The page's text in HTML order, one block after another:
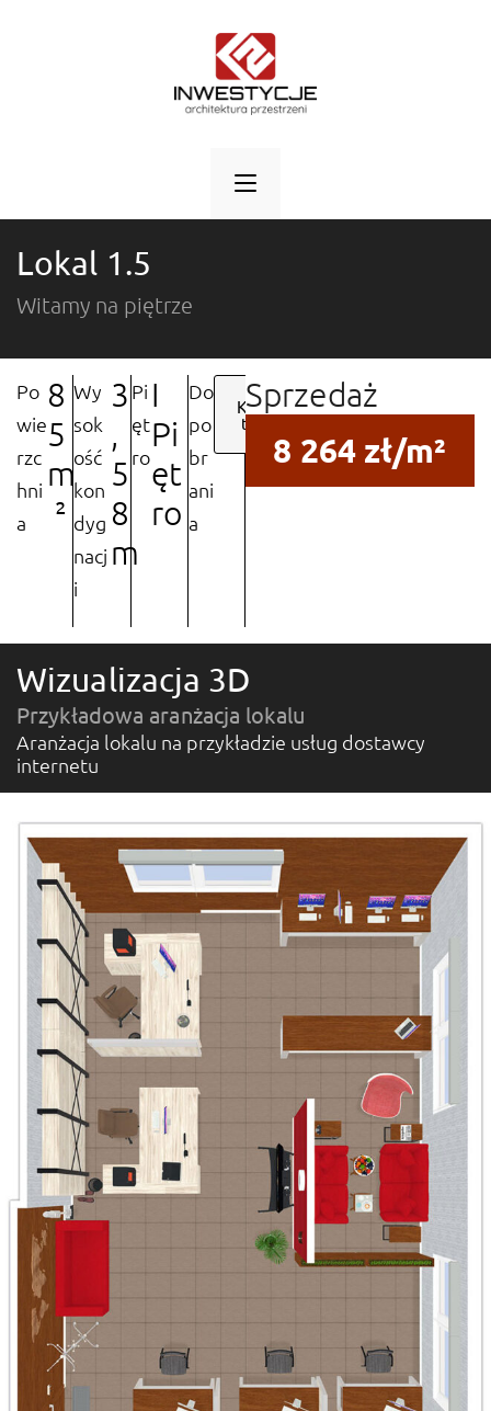
Lokal 1.5
Witamy na piętrze
Po
wie
rzc
hni
a
8
5
m
²
Wy
sok
ość
kon
dyg
nacj
i
3
,
5
8
m
Pi
ęt
ro
I
Pi
ęt
ro
Do
po
br
ani
a
Kliknij
tutaj
Sprzedaż
8 264 zł/m²
Wizualizacja 3D
Przykładowa aranżacja lokalu
Aranżacja lokalu na przykładzie usług dostawcy
internetu